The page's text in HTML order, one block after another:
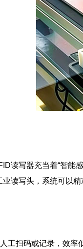
读写器充当着“智能
读写头，系统可以
工扫码或记录，效